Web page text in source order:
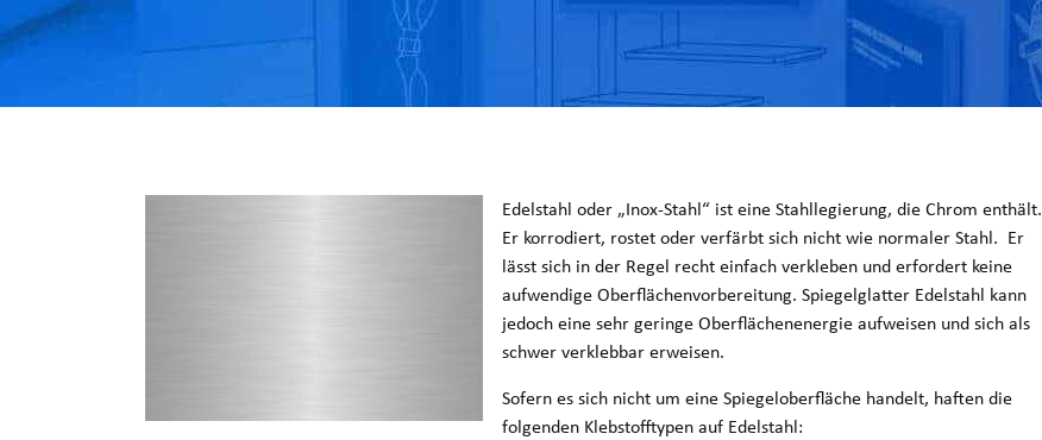
Edelstahl oder „Inox-Stahl“ ist eine Stahllegierung, die Chrom enthält.
Er korrodiert, rostet oder verfärbt sich nicht wie normaler Stahl. Er
lässt sich in der Regel recht einfach verkleben und erfordert keine
aufwendige Oberflächenvorbereitung. Spiegelglatter Edelstahl kann
jedoch eine sehr geringe Oberflächenenergie aufweisen und sich als
schwer verklebbar erweisen.
Sofern es sich nicht um eine Spiegeloberfläche handelt, haften die
folgenden Klebstofftypen auf Edelstahl: